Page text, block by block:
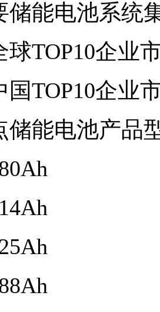
储能电池系统
球TOP10企业
国TOP10企业
储能电池产品